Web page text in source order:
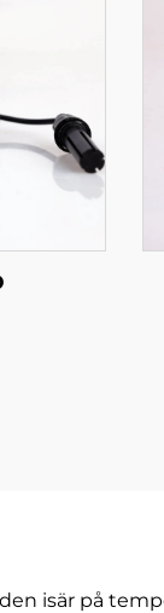
isär på